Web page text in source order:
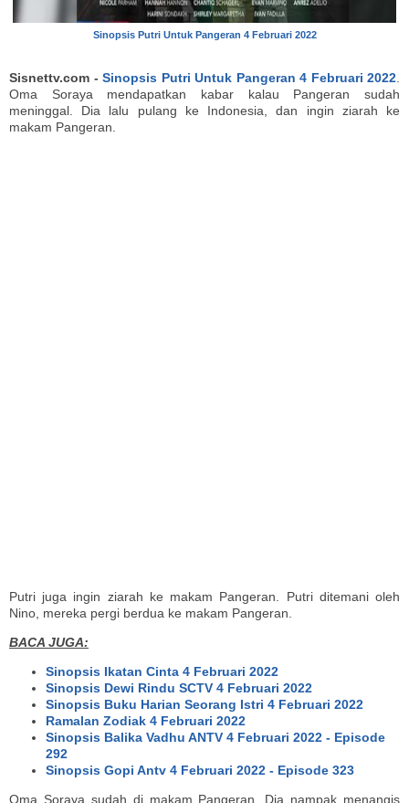
Sinopsis Putri Untuk Pangeran 4 Februari 2022
Sisnettv.com - Sinopsis Putri Untuk Pangeran 4 Februari 2022
Oma Soraya mendapatkan kabar kalau Pangeran sudah
meninggal. Dia lalu pulang ke Indonesia, dan ingin ziarah ke
makam Pangeran.
Putri juga ingin ziarah ke makam Pangeran. Putri ditemani oleh
Nino, mereka pergi berdua ke makam Pangeran.
BACA JUGA:
Sinopsis Ikatan Cinta 4 Februari 2022
Sinopsis Dewi Rindu SCTV 4 Februari 2022
Sinopsis Buku Harian Seorang Istri 4 Februari 2022
Ramalan Zodiak 4 Februari 2022
Sinopsis Balika Vadhu ANTV 4 Februari 2022 - Episode
292
Sinopsis Gopi Antv 4 Februari 2022 - Episode 323
Oma Soraya sudah di makam Pangeran. Dia nampak menangis